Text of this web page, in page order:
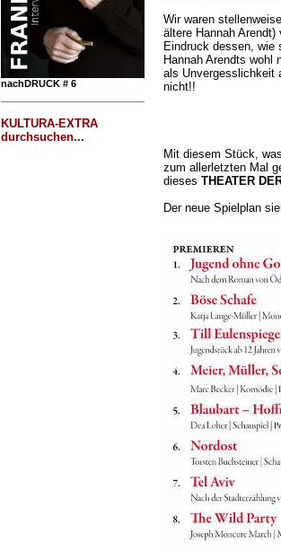
nachDRUCK # 6
KULTURA-EXTRA
durchsuchen...
Wir waren
ältere Hannah
Eindruck dessen, wie
Hannah Arendts wohl
als Unvergesslichkeit
nicht!!
Mit diesem Stück,
zum allerletzten Mal
dieses THEATER
Der neue Spielplan